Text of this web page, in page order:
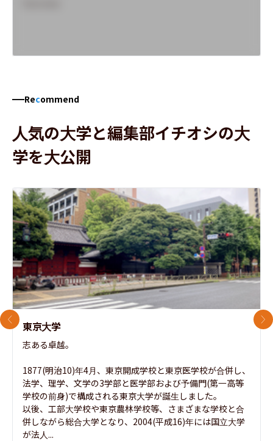
Recommend
人気の大学と編集部イチオシの大
学を大公開
東京大学
志ある卓越。
1877(明治10)年4月、東京開成学校と東京医学校が合併し、
法学、理学、文学の3学部と医学部および予備門(第一高等
学校の前身)で構成される東京大学が誕生しました。
以後、工部大学校や東京農林学校等、さまざまな学校と合
併しながら総合大学となり、2004(平成16)年には国立大学
が法人...
前のスライド 次